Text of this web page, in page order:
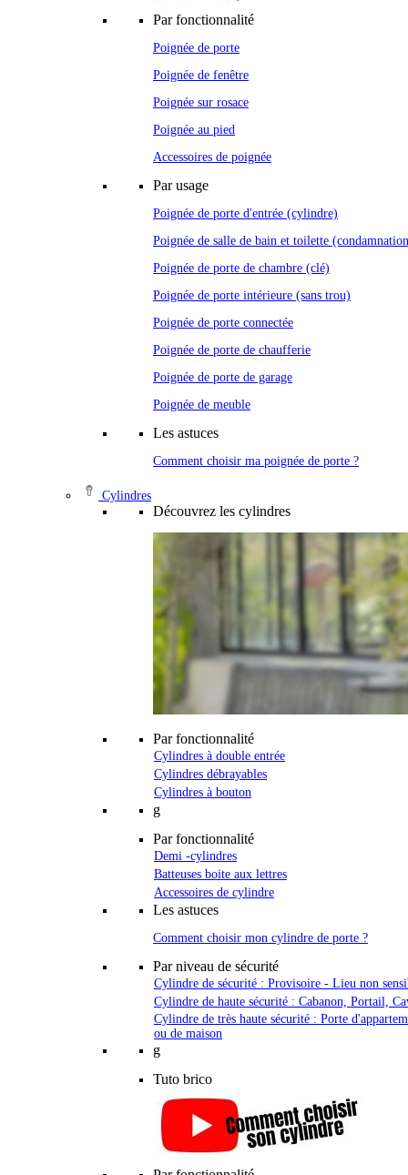
Par fonctionnalité
Poignée de porte
Poignée de fenêtre
Poignée sur rosace
Poignée au pied
Accessoires de poignée
Par usage
Poignée de porte d'entrée (cylindre)
Poignée de salle de bain et toilette
Poignée de porte de chambre (clé)
Poignée de porte intérieure (sans trou)
Poignée de porte connectée
Poignée de porte de chaufferie
Poignée de porte de garage
Poignée de meuble
Les astuces
Comment choisir ma poignée de porte ?
Cylindres
Découvrez les cylindres
Par fonctionnalité
Cylindres à double entrée
Cylindres débrayables
Cylindres à bouton
g
Par fonctionnalité
Demi -cylindres
Batteuses boite aux lettres
Accessoires de cylindre
Les astuces
Comment choisir mon cylindre de porte ?
Par niveau de sécurité
Cylindre de sécurité : Provisoire - Lieu non
Cylindre de haute sécurité : Cabanon, Portail,
Cylindre de très haute sécurité : Porte
ou de maison
g
Tuto brico